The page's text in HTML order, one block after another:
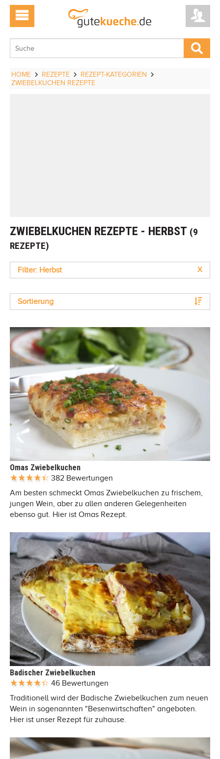
HOME REZEPTE
REZEPT-KATEGORIEN
ZWIEBELKUCHEN REZEPTE
ZWIEBELKUCHEN REZEPTE - HERBST (9
REZEPTE)
Filter: Herbst X
Sortierung
Omas Zwiebelkuchen
382 Bewertungen
Am besten schmeckt Omas Zwiebelkuchen zu frischem,
jungen Wein, aber zu allen anderen Gelegenheiten
ebenso gut. Hier ist Omas Rezept.
Badischer Zwiebelkuchen
46 Bewertungen
Traditionell wird der Badische Zwiebelkuchen zum neuen
Wein in sogenannten "Besenwirtschaften" angeboten.
Hier ist unser Rezept für zuhause.